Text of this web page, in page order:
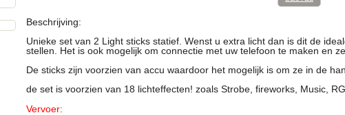
Beschrijving:
Unieke set van 2 Light sticks statief. Wenst u extra licht dan is dit de
stellen. Het is ook mogelijk om connectie met uw telefoon te maken en
De sticks zijn voorzien van accu waardoor het mogelijk is om ze in de
de set is voorzien van 18 lichteffecten! zoals Strobe, fireworks, Music,
Vervoer: